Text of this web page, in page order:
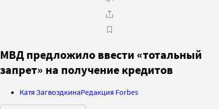
МВД предложило ввести «тотальный
запрет» на получение кредитов
Катя ЗагвоздкинаРедакция Forbes